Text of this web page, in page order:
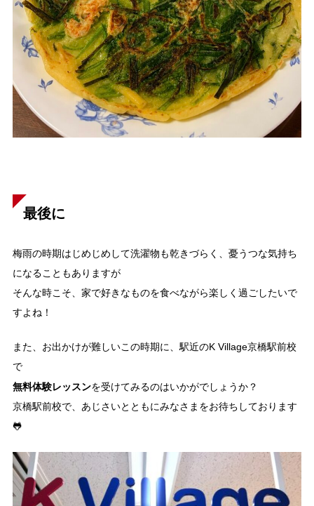
最後に
梅雨の時期はじめじめして洗濯物も乾きづらく、憂うつな気持ち
になることもありますが
そんな時こそ、家で好きなものを食べながら楽しく過ごしたいで
すよね！
また、お出かけが難しいこの時期に、駅近のK Village京橋駅前校
で
無料体験レッスンを受けてみるのはいかがでしょうか？
京橋駅前校で、あじさいとともにみなさまをお待ちしております
🐸